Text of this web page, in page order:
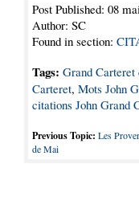
Post Published: 08
Author: SC
Found in section:
Tags: Grand Carteret
Carteret, Mots John
citations John Grand
Previous Topic: Les
de Mai